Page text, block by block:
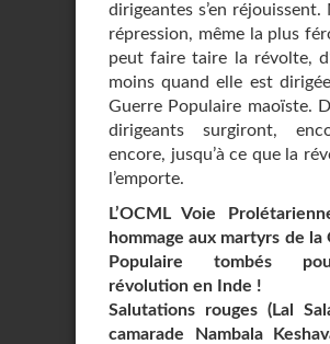
dirigeantes s’en réjouissent.
répression, même la plus
peut faire taire la révolte,
moins quand elle est
Guerre Populaire maoïste.
dirigeants surgiront,
encore, jusqu’à ce que la
l’emporte.
L’OCML Voie
hommage aux martyrs de la
Populaire tombés
révolution en Inde !
Salutations rouges (Lal
camarade Nambala